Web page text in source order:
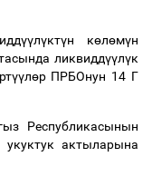
үүлүктүн көлөмүн
ликвиддүүлүк
үүлөр ПРБОнун 14 Г
Республикасынын
актыларына